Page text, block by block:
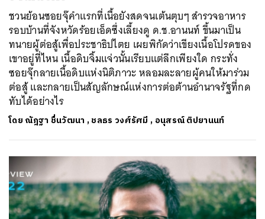
ชวนย้อนซอยจุ๊คำแรกที่เนื้อยังสดจนเต้นตุบๆ สำรวจอาหาร
รอบบ้านที่จังหวัดร้อยเอ็ดซึ่งเลี้ยงดู ด.ช.อานนท์ ขึ้นมาเป็น
ทนายผู้ต่อสู้เพื่อประชาธิปไตย เผยพิกัดว่าเขียงเนื้อโปรดของ
เขาอยู่ที่ไหน เนื้อดิบจิ้มแจ่วนั้นเรียบแต่ลึกเพียงใด กระทั่ง
ซอยจุ๊กลายเนื้อดิบแห่งนิติภาวะ หลอมละลายผู้คนให้มาร่วม
ต่อสู้ และกลายเป็นสัญลักษณ์แห่งการต่อต้านอำนาจรัฐที่กด
ทับได้อย่างไร
โดย ณัฎฐา ชื่นวัฒนา ,ชลธร วงศ์รัศมี , อนุสรณ์ ติปยานนท์